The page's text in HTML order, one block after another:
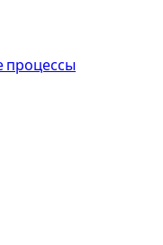
процессы